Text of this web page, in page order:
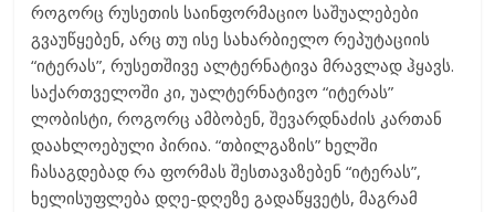
როგორც რუსეთის საინფორმაციო საშუალებები
გვაუწყებენ, არც თუ ისე სახარბიელო რეპუტაციის
“იტერას”, რუსეთშივე ალტერნატივა მრავლად ჰყავს.
საქართველოში კი, უალტერნატივო “იტერას”
ლობისტი, როგორც ამბობენ, შევარდნაძის კართან
დაახლოებული პირია. “თბილგაზის” ხელში
ჩასაგდებად რა ფორმას შესთავაზებენ “იტერას”,
ხელისუფლება დღე-დღეზე გადაწყვეტს, მაგრამ